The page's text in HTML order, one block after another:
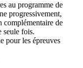
au programme de
progressivement,
complémentaire de
seule fois.
pour les épreuves